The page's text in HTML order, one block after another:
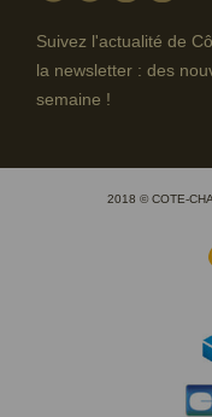
Suivez l'actualité de
la newsletter : des
semaine !
2018 © COTE-